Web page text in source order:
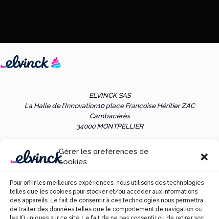
Gérer les préférences de
cookies
Pour offrir les meilleures expériences, nous utilisons des technologies
telles que les cookies pour stocker et/ou accéder aux informations
des appareils. Le fait de consentir à ces technologies nous permettra
de traiter des données telles que le comportement de navigation ou
ELVINCK SAS
La Halle de l’Innovation10 place Françoise Héritier ZAC
Cambacérès
34000 MONTPELLIER
Les références clients sont communiquées uniquement sur
*Résultats indicatifs, fondés sur des données déclaratives, susceptibles
de variations selon les contextes etne constituant ni un engagement
ni une garantie de performance.